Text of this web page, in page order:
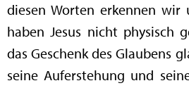
diesen Worten erkennen wir
haben Jesus nicht physisch
das Geschenk des Glaubens
seine Auferstehung und